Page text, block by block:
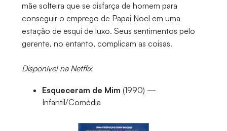
mãe solteira que se disfarça de homem para
conseguir o emprego de Papai Noel em uma
estação de esqui de luxo. Seus sentimentos pelo
gerente, no entanto, complicam as coisas.
Disponível na Netflix
Esqueceram de Mim (1990) —
Infantil/Comédia